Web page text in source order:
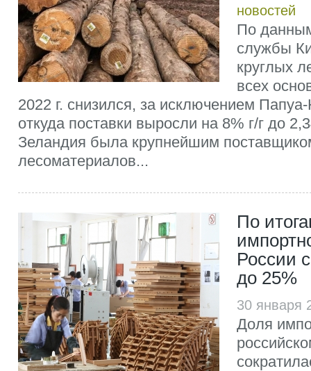
новостей
По
службы
круглых
всех
2022 г. снизился, за исключением
откуда поставки выросли на 8% г/г до
Зеландия была крупнейшим
лесоматериалов...
По
России
до 25%
30
Доля